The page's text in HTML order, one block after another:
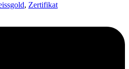
, Zertifikat